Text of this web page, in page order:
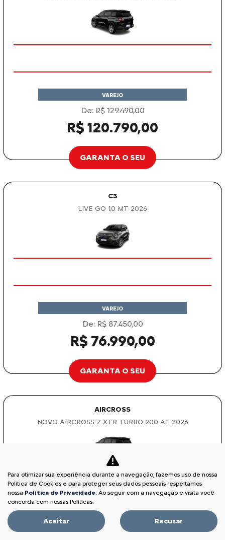
VAREJO
De: R$ 129.490,00
R$ 120.790,00
GARANTA O SEU
C3
LIVE GO 1.0 MT 2026
VAREJO
De: R$ 87.450,00
R$ 76.990,00
GARANTA O SEU
AIRCROSS
NOVO AIRCROSS 7 XTR TURBO 200 AT 2026
VAREJO
Para otimizar sua experiência durante a navegação, fazemos uso de nossa
Política de Cookies e para proteger seus dados pessoais respeitamos
nossa Política de Privacidade. Ao seguir com a navegação e visita você
concorda com nossas Políticas.
Aceitar Recusar